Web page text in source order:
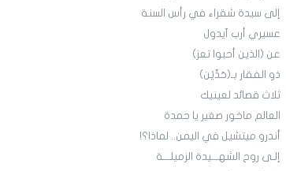
إلى سيدة شقراء في رأس السنة
عسيري أرب آيدول
عن (الذين أحبوا تعز)
ذو الفقار بـ(حَدَّيْن)
ثلاث قصائد لعينيك
العالم ماخور صغير يا حمدة
أندرو ميتشيل في اليمن.. لماذا؟!
إلـى روح الشهـــيدة الزميلـــة